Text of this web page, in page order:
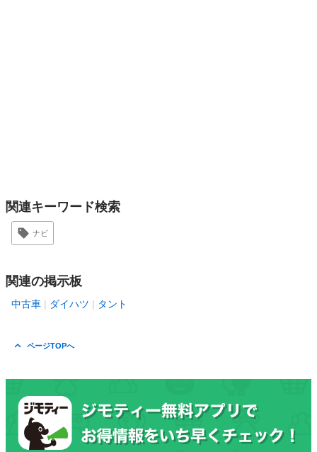
関連キーワード検索
ナビ
関連の掲示板
中古車 ダイハツ タント
ページTOPへ